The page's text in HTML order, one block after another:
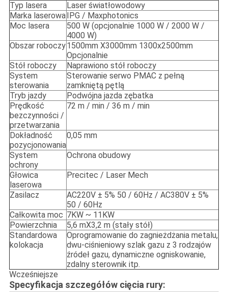
Typ lasera
Laser światłowodowy
Marka laserowa IPG / Maxphotonics
Moc lasera
500 W (opcjonalnie 1000 W / 2000 W /
4000 W)
Obszar roboczy1500mm X3000mm 1300x2500mm
Opcjonalnie
Stół roboczy
Naprawiono stół roboczy
System
sterowania
Sterowanie serwo PMAC z pełną
zamkniętą pętlą
Tryb jazdy
Podwójna jazda zębatka
Prędkość
bezczynności /
przetwarzania
72 m / min / 36 m / min
Dokładność
pozycjonowania
0,05 mm
System
ochrony
Ochrona obudowy
Głowica
laserowa
Precitec / Laser Mech
Zasilacz
AC220V ± 5% 50 / 60Hz / AC380V ± 5%
50 / 60Hz
Całkowita moc 7KW ~ 11KW
Powierzchnia
5,6 mX3,2 m (stały stół)
Standardowa
kolokacja
Oprogramowanie do zagnieżdżania metalu,
dwu-ciśnieniowy szlak gazu z 3 rodzajów
źródeł gazu, dynamiczne ogniskowanie,
zdalny sterownik itp.
Wcześniejsze
Specyfikacja szczegółów cięcia rury: